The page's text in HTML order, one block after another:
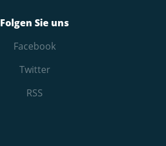
Folgen Sie uns
Facebook
Twitter
RSS